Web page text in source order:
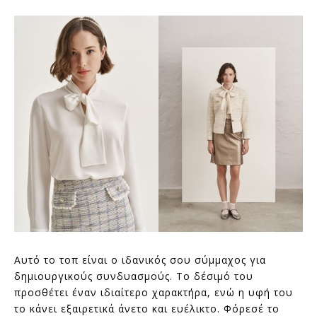
Αυτό το τοπ είναι ο ιδανικός σου σύμμαχος για
δημιουργικούς συνδυασμούς. Το δέσιμό του
προσθέτει έναν ιδιαίτερο χαρακτήρα, ενώ η υφή του
το κάνει εξαιρετικά άνετο και ευέλικτο. Φόρεσέ το